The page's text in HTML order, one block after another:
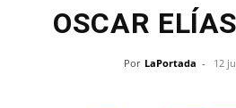
OSCAR
Por LaPortada - 12